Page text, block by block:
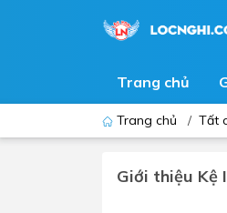
Trang chủ
Trang chủ / Tất
Giới thiệu Kệ